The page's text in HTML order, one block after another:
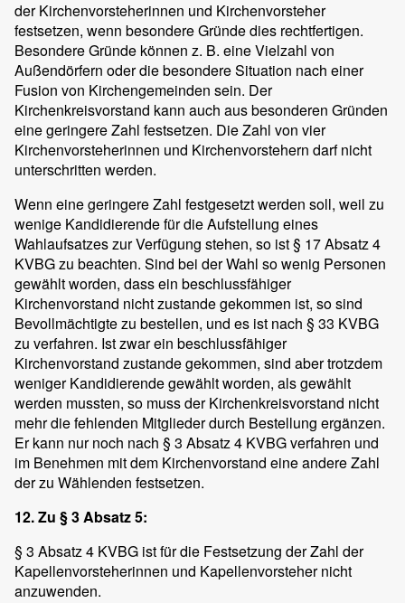
der Kirchenvorsteherinnen und Kirchenvorsteher
festsetzen, wenn besondere Gründe dies rechtfertigen.
Besondere Gründe können z. B. eine Vielzahl von
Außendörfern oder die besondere Situation nach einer
Fusion von Kirchengemeinden sein. Der
Kirchenkreisvorstand kann auch aus besonderen Gründen
eine geringere Zahl festsetzen. Die Zahl von vier
Kirchenvorsteherinnen und Kirchenvorstehern darf nicht
unterschritten werden.
Wenn eine geringere Zahl festgesetzt werden soll, weil zu
wenige Kandidierende für die Aufstellung eines
Wahlaufsatzes zur Verfügung stehen, so ist § 17 Absatz 4
KVBG zu beachten. Sind bei der Wahl so wenig Personen
gewählt worden, dass ein beschlussfähiger
Kirchenvorstand nicht zustande gekommen ist, so sind
Bevollmächtigte zu bestellen, und es ist nach § 33 KVBG
zu verfahren. Ist zwar ein beschlussfähiger
Kirchenvorstand zustande gekommen, sind aber trotzdem
weniger Kandidierende gewählt worden, als gewählt
werden mussten, so muss der Kirchenkreisvorstand nicht
mehr die fehlenden Mitglieder durch Bestellung ergänzen.
Er kann nur noch nach § 3 Absatz 4 KVBG verfahren und
im Benehmen mit dem Kirchenvorstand eine andere Zahl
der zu Wählenden festsetzen.
12. Zu § 3 Absatz 5:
§ 3 Absatz 4 KVBG ist für die Festsetzung der Zahl der
Kapellenvorsteherinnen und Kapellenvorsteher nicht
anzuwenden.